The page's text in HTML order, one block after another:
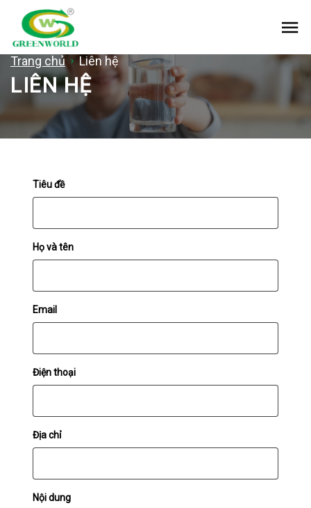
Trang chủ Liên hệ
LIÊN HỆ
Tiêu đề
Họ và tên
Email
Điện thoại
Địa chỉ
Nội dung